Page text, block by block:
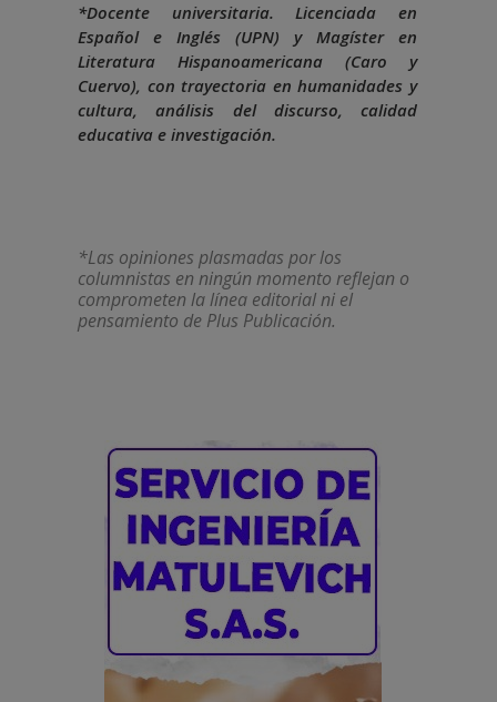
*Docente universitaria. Licenciada en
Español e Inglés (UPN) y Magíster en
Literatura Hispanoamericana (Caro y
Cuervo), con trayectoria en humanidades y
cultura, análisis del discurso, calidad
educativa e investigación.
*Las opiniones plasmadas por los
columnistas en ningún momento reflejan o
comprometen la línea editorial ni el
pensamiento de Plus Publicación.